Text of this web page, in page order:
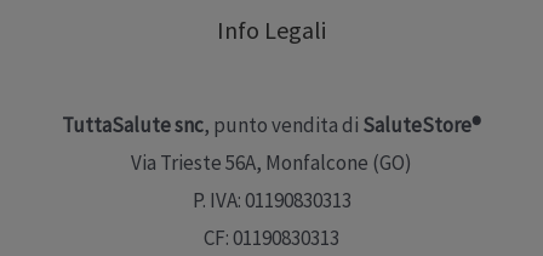
Info Legali
TuttaSalute snc, punto vendita di SaluteStore®
Via Trieste 56A, Monfalcone (GO)
P. IVA: 01190830313
CF: 01190830313